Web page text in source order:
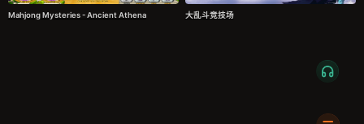
Mahjong Mysteries - Ancient Athena 大乱斗竞技场